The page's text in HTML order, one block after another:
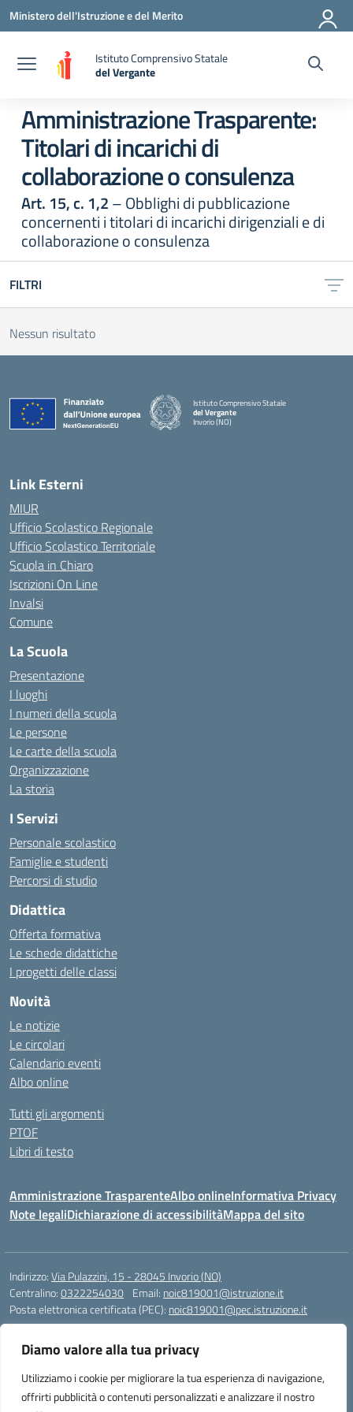
Diamo valore alla tua privacy
Utilizziamo i cookie per migliorare la tua esperienza di navigazione,
offrirti pubblicità o contenuti personalizzati e analizzare il nostro
Vai ai contenuti
Vai al menu di navigazione
Vai al footer
Ministero dell'Istruzione e del Merito
Istituto Comprensivo Statale
del Vergante
— Visita la pagina iniziale della scuola
Amministrazione Trasparente:
Titolari di incarichi di
collaborazione o consulenza
Art. 15, c. 1,2– Obblighi di pubblicazione
concernenti i titolari di incarichi dirigenziali e di
collaborazione o consulenza
FILTRI
Nessun risultato
Istituto Comprensivo Statale
del Vergante
Invorio (NO)
Link Esterni
MIUR
Ufficio Scolastico Regionale
Ufficio Scolastico Territoriale
Scuola in Chiaro
Iscrizioni On Line
Invalsi
Comune
La Scuola
Presentazione
I luoghi
I numeri della scuola
Le persone
Le carte della scuola
Organizzazione
La storia
I Servizi
Personale scolastico
Famiglie e studenti
Percorsi di studio
Didattica
Offerta formativa
Le schede didattiche
I progetti delle classi
Novità
Le notizie
Le circolari
Calendario eventi
Albo online
Tutti gli argomenti
PTOF
Libri di testo
Amministrazione TrasparenteAlbo onlineInformativa Privacy
Note legaliDichiarazione di accessibilitàMappa del sito
Indirizzo:Via Pulazzini, 15 - 28045 Invorio (NO)
Centralino:0322254030 Email: noic819001@istruzione.it
Posta elettronica certificata (PEC): noic819001@pec.istruzione.it
Codice meccanografico:NOIC819001
Codice Indice delle Pubbliche Amministrazioni (IPA): istsc_noic819001
Codice unico di fatturazione (CUF): UFZ9M3